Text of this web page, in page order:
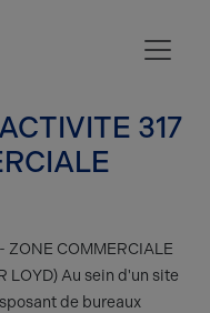
317
ZONE COMMERCIALE
LOYD) Au sein d'un site
de bureaux